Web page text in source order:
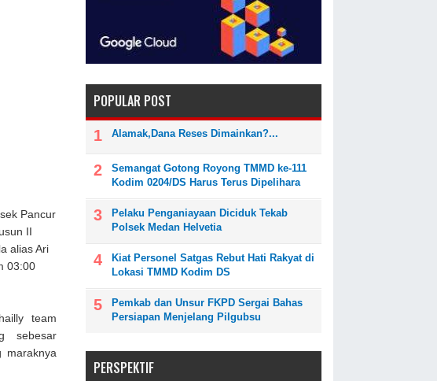
Pancur
II
alias Ari
03:00
team
sebesar
maraknya
POPULAR POST
Alamak,Dana Reses Dimainkan?...
Semangat Gotong Royong TMMD ke-111
Kodim 0204/DS Harus Terus Dipelihara
Pelaku Penganiayaan Diciduk Tekab
Polsek Medan Helvetia
Kiat Personel Satgas Rebut Hati Rakyat di
Lokasi TMMD Kodim DS
Pemkab dan Unsur FKPD Sergai Bahas
Persiapan Menjelang Pilgubsu
PERSPEKTIF